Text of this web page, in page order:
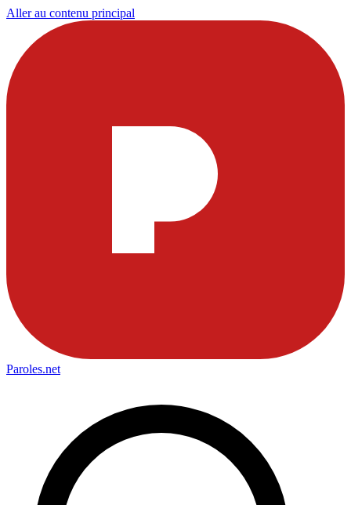
Aller au contenu principal
Paroles.net